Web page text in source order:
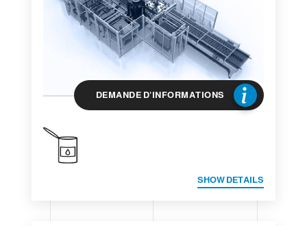
DEMANDE D'INFORMATIONS
SHOW DETAILS